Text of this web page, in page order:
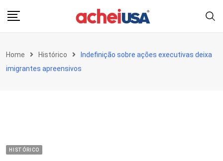
Home Histórico
Indefinição sobre ações executivas deixa
imigrantes apreensivos
HISTÓRICO